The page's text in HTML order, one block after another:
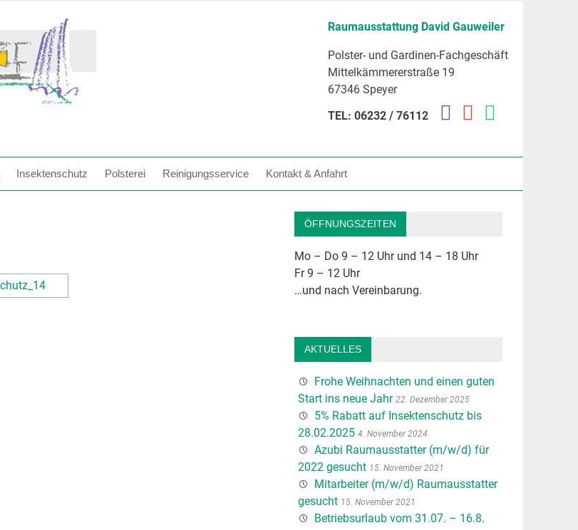
Raumausstattung David Gauweiler
Polster- und Gardinen-Fachgeschäft
Mittelkämmererstraße 19
67346 Speyer
TEL: 06232 / 76112
Insektenschutz Polsterei Reinigungsservice Kontakt & Anfahrt
ÖFFNUNGSZEITEN
Mo – Do 9 – 12 Uhr und 14 – 18 Uhr
Fr 9 – 12 Uhr
…und nach Vereinbarung.
AKTUELLES
Frohe Weihnachten und einen guten
Start ins neue Jahr 22. Dezember 2025
5% Rabatt auf Insektenschutz bis
28.02.2025 4. November 2024
Azubi Raumausstatter (m/w/d) für
2022 gesucht 15. November 2021
Mitarbeiter (m/w/d) Raumausstatter
gesucht 15. November 2021
Betriebsurlaub vom 31.07. – 16.8.